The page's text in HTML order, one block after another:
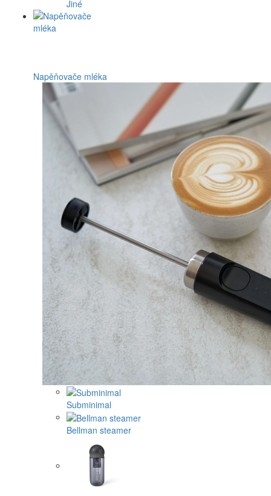
Jiné
Napěňovače mléka
Subminimal
Bellman steamer